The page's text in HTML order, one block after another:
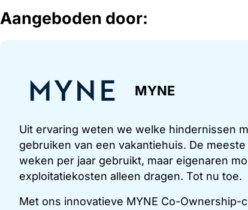
Aangeboden door:
MYNE
Uit ervaring weten we welke hindernissen
gebruiken van een vakantiehuis. De
weken per jaar gebruikt, maar eigenaren
exploitatiekosten alleen dragen. Tot nu toe.
Met ons innovatieve MYNE Co-